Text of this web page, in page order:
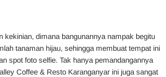
kekinian, dimana bangunannya nampak begitu
tanaman hijau, sehingga membuat tempat ini
spot foto selfie. Tak hanya pemandangannya
Coffee & Resto Karanganyar ini juga sangat